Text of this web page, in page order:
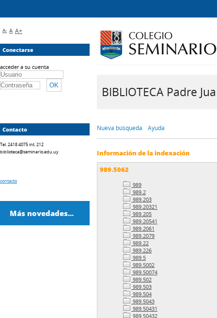
BIBLIOTECA Padre
Nueva búsqueda Ayuda
Información de la indexación
989.5062
989
989.2
989.203
989.20321
989.205
989.20541
989.2061
989.2079
989.22
989.226
989.5
989.5002
989.50074
989.502
989.503
989.504
989.5043
989.50431
989.50432
A- A A+
Conectarse
acceder a su cuenta
Contacto
Tel. 2418 4075 int. 212
biblioteca@seminario.edu.uy
contacto
Más novedades...